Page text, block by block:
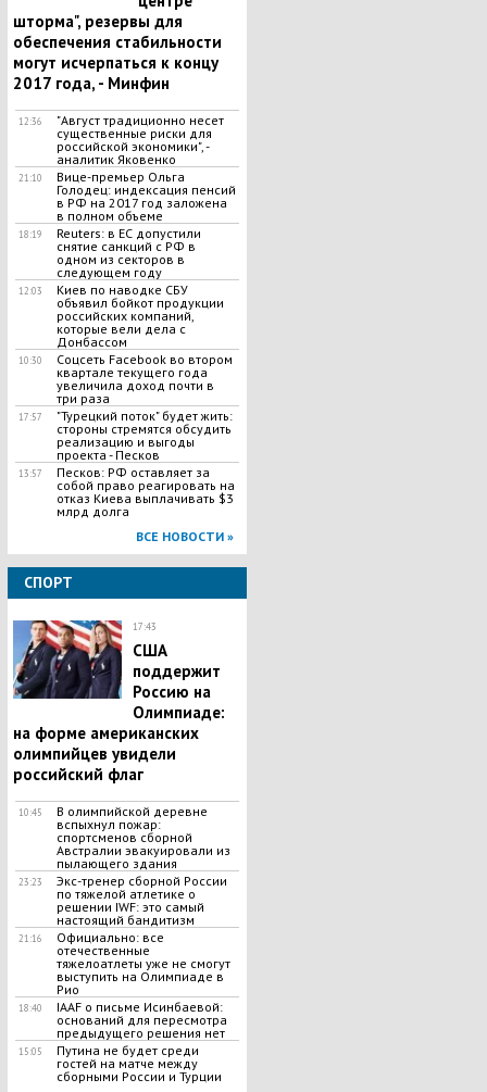
шторма", резервы для
обеспечения стабильности
могут исчерпаться к концу
2017 года, - Минфин
12:36
"Август традиционно несет
существенные риски для
российской экономики", -
аналитик Яковенко
21:10
Вице-премьер Ольга
Голодец: индексация пенсий
в РФ на 2017 год заложена
в полном объеме
18:19
Reuters: в ЕС допустили
снятие санкций с РФ в
одном из секторов в
следующем году
12:03
Киев по наводке СБУ
объявил бойкот продукции
российских компаний,
которые вели дела с
Донбассом
10:30
Соцсеть Facebook во втором
квартале текущего года
увеличила доход почти в
три раза
17:57
"Турецкий поток" будет жить:
стороны стремятся обсудить
реализацию и выгоды
проекта - Песков
13:57
Песков: РФ оставляет за
собой право реагировать на
отказ Киева выплачивать $3
млрд долга
ВСЕ НОВОСТИ »
СПОРТ
17:43
США
поддержит
Россию на
Олимпиаде:
на форме американских
олимпийцев увидели
российский флаг
10:45
​В олимпийской деревне
вспыхнул пожар:
спортсменов сборной
Австралии эвакуировали из
пылающего здания
23:23
Экс-тренер сборной России
по тяжелой атлетике о
решении IWF: это самый
настоящий бандитизм
21:16
Официально: все
отечественные
тяжелоатлеты уже не смогут
выступить на Олимпиаде в
Рио
18:40
IAAF о письме Исинбаевой:
оснований для пересмотра
предыдущего решения нет
15:05
Путина не будет среди
гостей на матче между
сборными России и Турции